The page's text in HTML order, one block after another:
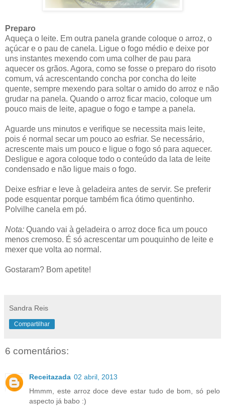
Preparo
Aqueça o leite. Em outra panela grande coloque o arroz, o
açúcar e o pau de canela. Ligue o fogo médio e deixe por
uns instantes mexendo com uma colher de pau para
aquecer os grãos. Agora, como se fosse o preparo do risoto
comum, vá acrescentando concha por concha do leite
quente, sempre mexendo para soltar o amido do arroz e não
grudar na panela. Quando o arroz ficar macio, coloque um
pouco mais de leite, apague o fogo e tampe a panela.
Aguarde uns minutos e verifique se necessita mais leite,
pois é normal secar um pouco ao esfriar. Se necessário,
acrescente mais um pouco e ligue o fogo só para aquecer.
Desligue e agora coloque todo o conteúdo da lata de leite
condensado e não ligue mais o fogo.
Deixe esfriar e leve à geladeira antes de servir. Se preferir
pode esquentar porque também fica ótimo quentinho.
Polvilhe canela em pó.
Nota: Quando vai à geladeira o arroz doce fica um pouco
menos cremoso. É só acrescentar um pouquinho de leite e
mexer que volta ao normal.
Gostaram? Bom apetite!
Sandra Reis
Compartilhar
6 comentários:
Receitazada 02 abril, 2013
Hmmm, este arroz doce deve estar tudo de bom, só pelo
aspecto já babo :)